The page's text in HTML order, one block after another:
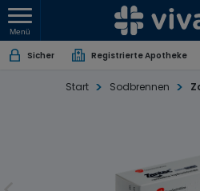
Menü
Sicher Registrierte Apotheke
Start Sodbrennen